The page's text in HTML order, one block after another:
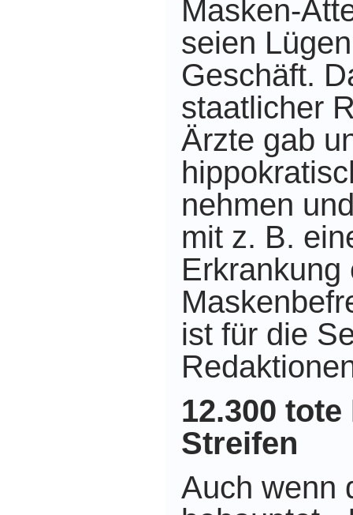
Masken-
seien
Geschäft.
staatlicher
Ärzte gab
nehmen
mit z. B.
Erkrankung
ist für die
12.300
Streifen
Auch wenn